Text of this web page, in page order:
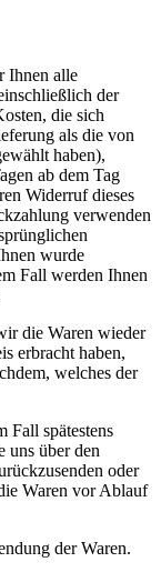
Ihnen alle
der
die sich
als die von
haben),
ab dem Tag
Widerruf dieses
verwenden
wurde
Fall werden Ihnen
die Waren wieder
erbracht haben,
welches der
Fall spätestens
uns über den
oder
Waren vor Ablauf
der Waren.